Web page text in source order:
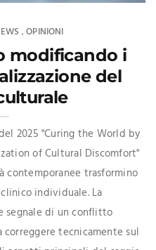
,OPINIONI
modificando i
del
2025 "Curing the World by
of Cultural Discomfort"
contemporanee trasformino
individuale. La
segnale di un conflitto
correggere tecnicamente sul